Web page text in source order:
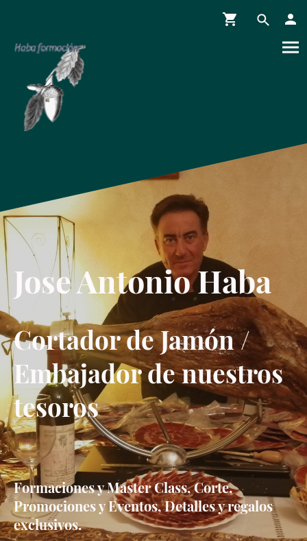
Jose Antonio Haba
Cortador de Jamón /
Embajador de nuestros
tesoros
Formaciones y Master Class, Corte,
Promociones y Eventos, Detalles y regalos
exclusivos.